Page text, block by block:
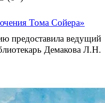
Тома Сойера»
предоставила ведущий
Демакова Л.Н.